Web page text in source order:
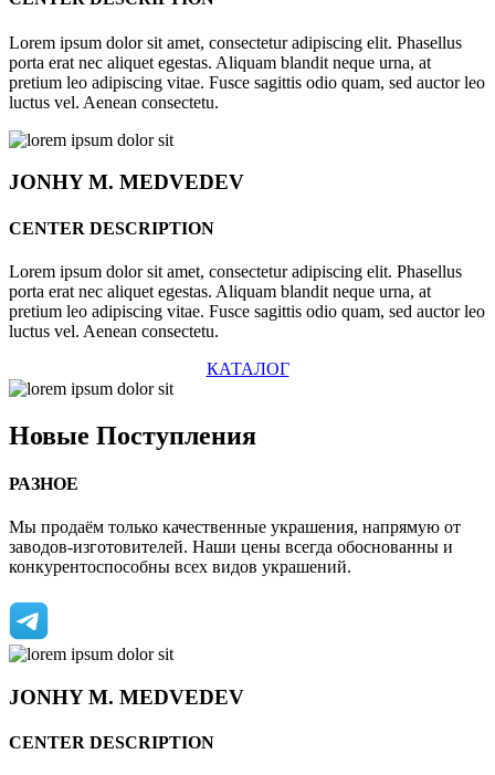
Lorem ipsum dolor sit amet, consectetur adipiscing elit. Phasellus
porta erat nec aliquet egestas. Aliquam blandit neque urna, at
pretium leo adipiscing vitae. Fusce sagittis odio quam, sed auctor leo
luctus vel. Aenean consectetu.
JONHYM. MEDVEDEV
CENTER DESCRIPTION
Lorem ipsum dolor sit amet, consectetur adipiscing elit. Phasellus
porta erat nec aliquet egestas. Aliquam blandit neque urna, at
pretium leo adipiscing vitae. Fusce sagittis odio quam, sed auctor leo
luctus vel. Aenean consectetu.
КАТАЛОГ
Новые Поступления
РАЗНОЕ
Мы продаём только качественные украшения, напрямую от
заводов-изготовителей. Наши цены всегда обоснованны и
конкурентоспособны всех видов украшений.
JONHYM. MEDVEDEV
CENTER DESCRIPTION